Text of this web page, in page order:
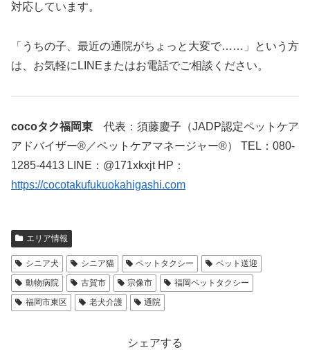
対応しています。
「うちの子、最近の通院がちょっと大変で……」という方
は、お気軽にLINEまたはお電話でご相談ください。
cocoタク福岡東 代表：須藤慶子（JADP認定ペットケア
アドバイザー®／ペットケアマネージャー®） TEL：080-
1285-4413 LINE：@171xkxjt HP：
https://cocotakufukuokahigashi.com
エリア情報
シニア犬 シニア猫 ペットタクシー
ペット送迎
動物病院
古賀市 宗像市
福岡ペットタクシー
福岡市東区
老犬介護 通院
シェアする